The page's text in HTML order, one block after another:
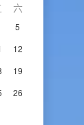
六
5
12
19
26